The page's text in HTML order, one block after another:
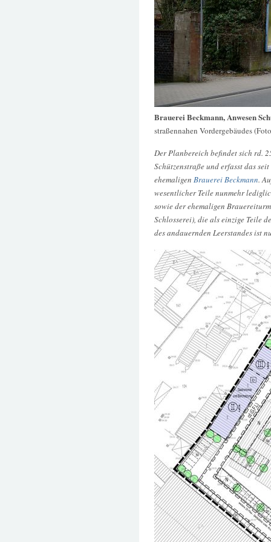
Brauerei Beckmann, Anwesen
straßennahen Vordergebäudes
Der Planbereich befindet sich rd.
Schützenstraße und erfasst das
ehemaligen Brauerei Beckmann.
wesentlicher Teile nunmehr
sowie der ehemaligen
Schlosserei), die als einzige Teile
des andauernden Leerstandes ist